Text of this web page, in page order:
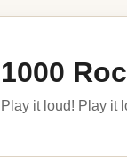
1000
Play it loud! Play it